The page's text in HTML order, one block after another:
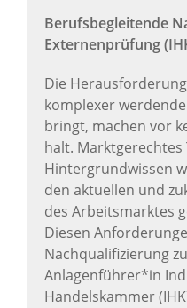
Berufsbegleitende
Externenprüfung
Die
komplexer
bringt, machen vor
halt. Marktgerechtes
Hintergrundwissen
den aktuellen und
des Arbeitsmarktes
Diesen
Nachqualifizierung
Anlagenführer*in
Handelskammer